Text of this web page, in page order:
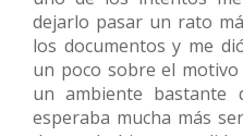
dejarlo pasar un rato
los documentos y me
un poco sobre el
un ambiente bastante
esperaba mucha más